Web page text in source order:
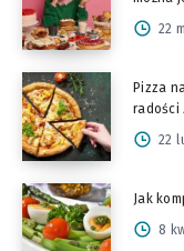
22
Pizza
radości
22
Jak
8